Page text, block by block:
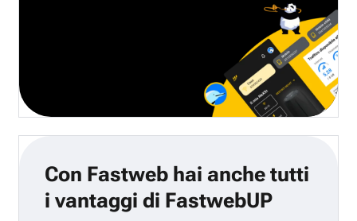
Con Fastweb hai anche tutti
i vantaggi di FastwebUP